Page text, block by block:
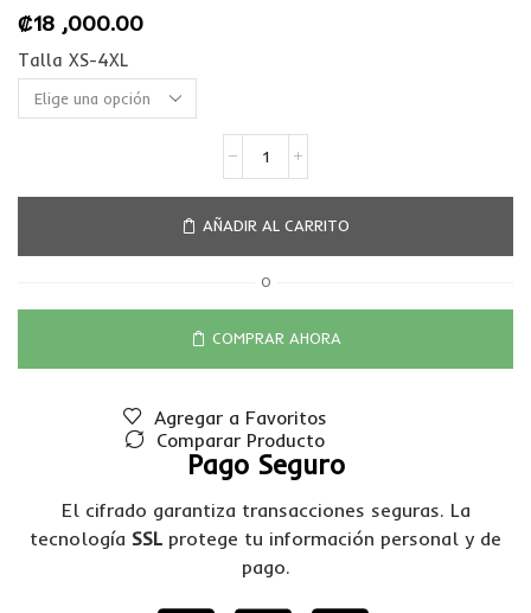
₡18 ,000.00
Talla XS-4XL
AÑADIR AL CARRITO
O
COMPRAR AHORA
Agregar a Favoritos
Comparar Producto
Pago Seguro
El cifrado garantiza transacciones seguras. La
tecnología SSL protege tu información personal y de
pago.